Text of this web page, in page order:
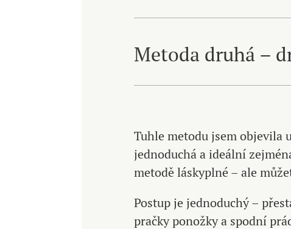
Metoda druhá –
Tuhle metodu jsem objevila
jednoduchá a ideální
metodě láskyplné – ale
Postup je jednoduchý –
pračky ponožky a spodní